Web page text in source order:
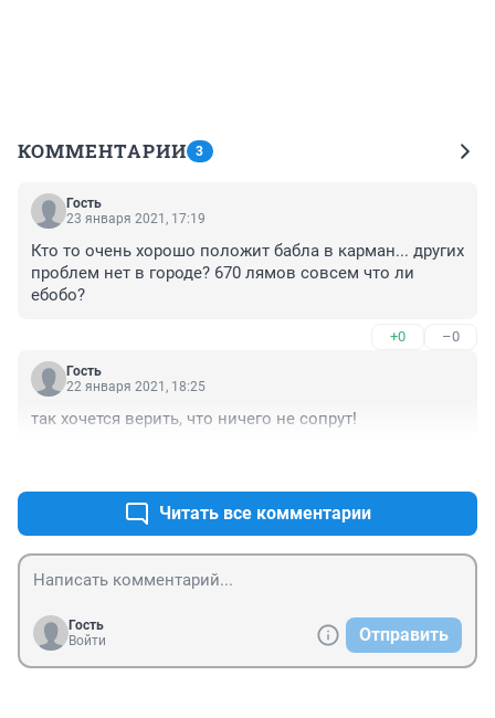
КОММЕНТАРИИ 3
Гость
23 января 2021, 17:19
Кто то очень хорошо положит бабла в карман... других
проблем нет в городе? 670 лямов совсем что ли
ебобо?
+0 –0
Гость
22 января 2021, 18:25
так хочется верить, что ничего не сопрут!
Читать все комментарии
Гость
Войти
Отправить